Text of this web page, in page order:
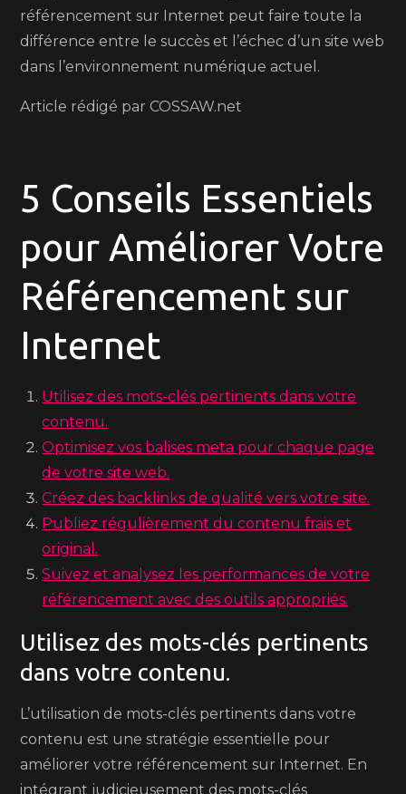
référencement sur Internet peut faire toute la
différence entre le succès et l’échec d’un site web
dans l’environnement numérique actuel.
Article rédigé par COSSAW.net
5 Conseils Essentiels
pour Améliorer Votre
Référencement sur
Internet
Utilisez des mots-clés pertinents dans votre
contenu.
Optimisez vos balises meta pour chaque page
de votre site web.
Créez des backlinks de qualité vers votre site.
Publiez régulièrement du contenu frais et
original.
Suivez et analysez les performances de votre
référencement avec des outils appropriés.
Utilisez des mots-clés pertinents
dans votre contenu.
L’utilisation de mots-clés pertinents dans votre
contenu est une stratégie essentielle pour
améliorer votre référencement sur Internet. En
intégrant judicieusement des mots-clés